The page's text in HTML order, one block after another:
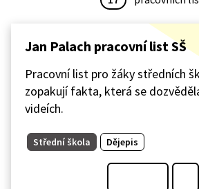
Jan Palach pracovní list SŠ
Pracovní list pro žáky středních
zopakují fakta, která se
videích.
Střední škola Dějepis